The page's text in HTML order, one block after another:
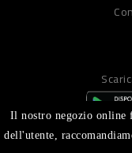
Il nostro negozio online
dell'utente,PANIFICI